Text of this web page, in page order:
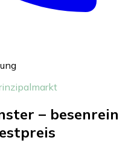
– besenrein